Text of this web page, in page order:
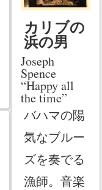
カリブの
浜の男
Joseph
Spence
“Happy all
the time”
バハマの陽
気なブルー
ズを奏でる
漁師。音楽